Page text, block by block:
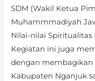
SDM (Wakil Ketua
Muhammmadiyah
Nilai-nilai Spiritualitas
Kegiatan ini juga
dengan membagikan
Kabupaten Nganjuk